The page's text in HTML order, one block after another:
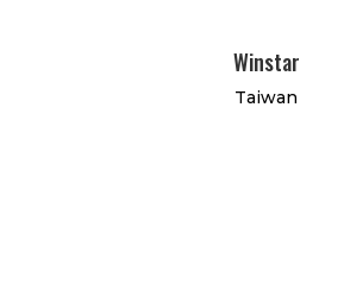
Winstar
Taiwan